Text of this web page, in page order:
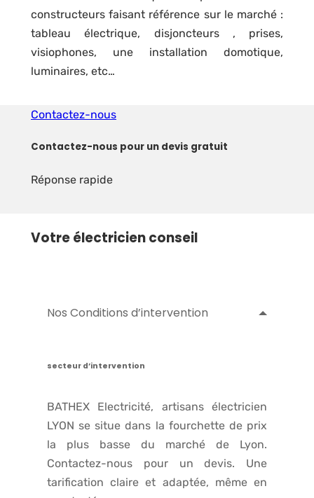
constructeurs faisant référence sur le marché :
tableau électrique, disjoncteurs , prises,
visiophones, une installation domotique,
luminaires, etc…
Contactez-nous
Contactez-nous pour un devis gratuit
Réponse rapide
Votre électricien conseil
Nos Conditions d’intervention
secteur d’intervention
BATHEX Electricité, artisans électricien
LYON se situe dans la fourchette de prix
la plus basse du marché de Lyon.
Contactez-nous pour un devis. Une
tarification claire et adaptée, même en